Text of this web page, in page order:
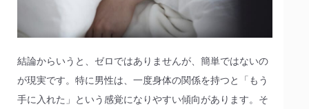
結論からいうと、ゼロではありませんが、簡単ではないの
が現実です。特に男性は、一度身体の関係を持つと「もう
手に入れた」という感覚になりやすい傾向があります。そ